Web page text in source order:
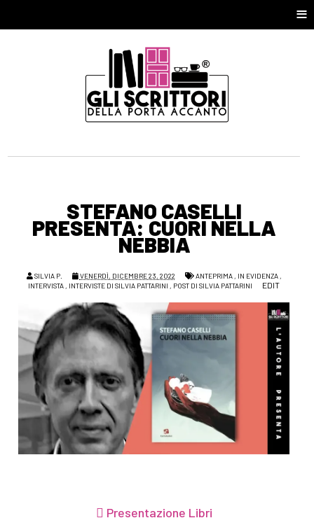
≡
STEFANO CASELLI
PRESENTA: CUORI NELLA
NEBBIA
SILVIA P. VENERDÌ, DICEMBRE 23, 2022 ANTEPRIMA, IN EVIDENZA,
INTERVISTA , INTERVISTE DI SILVIA PATTARINI , POST DI SILVIA PATTARINI EDIT
Presentazione Libri